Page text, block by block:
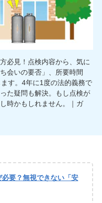
必見！点検内容から、気に
会いの要否」、所要時間
す。4年に1度の法的義務で
た疑問も解決。もし点検が
時かもしれません。｜ガ
要？無視できない「安